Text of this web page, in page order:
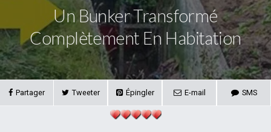
Un Bunker Transformé
Complètement En Habitation
Partager Tweeter Épingler E-mail SMS